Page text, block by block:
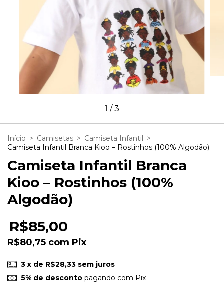
1 /3
Início > Camisetas > Camiseta Infantil >
Camiseta Infantil Branca Kioo – Rostinhos (100% Algodão)
Camiseta Infantil Branca
Kioo – Rostinhos (100%
Algodão)
R$85,00
R$80,75 com Pix
3 x de R$28,33 sem juros
5% de descontopagando com Pix